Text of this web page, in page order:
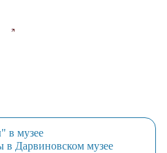
в музее
Дарвиновском музее